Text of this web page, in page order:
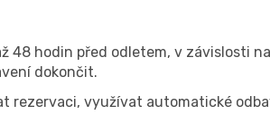
48 hodin před odletem, v závislosti
dokončit.
rezervaci, využívat automatické